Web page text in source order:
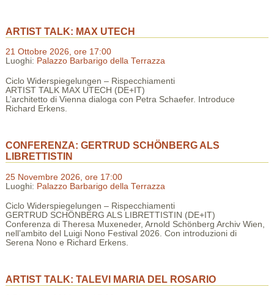
ARTIST TALK: MAX UTECH
21 Ottobre 2026, ore 17:00
Luoghi: Palazzo Barbarigo della Terrazza
Ciclo Widerspiegelungen – Rispecchiamenti
ARTIST TALK MAX UTECH (DE+IT)
L’architetto di Vienna dialoga con Petra Schaefer. Introduce
Richard Erkens.
CONFERENZA: GERTRUD SCHÖNBERG ALS
LIBRETTISTIN
25 Novembre 2026, ore 17:00
Luoghi: Palazzo Barbarigo della Terrazza
Ciclo Widerspiegelungen – Rispecchiamenti
GERTRUD SCHÖNBERG ALS LIBRETTISTIN (DE+IT)
Conferenza di Theresa Muxeneder, Arnold Schönberg Archiv Wien,
nell’ambito del Luigi Nono Festival 2026. Con introduzioni di
Serena Nono e Richard Erkens.
ARTIST TALK: TALEVI MARIA DEL ROSARIO